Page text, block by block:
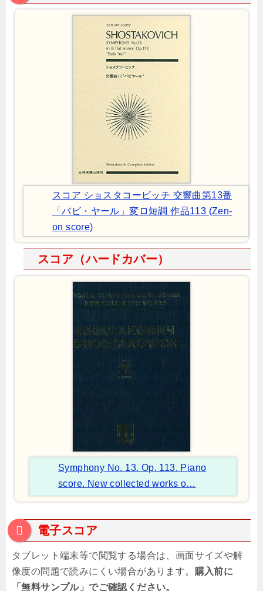
スコア ショスタコービッチ 交響曲第13番
「バビ・ヤール」変ロ短調 作品113 (Zen‐
on score)
スコア（ハードカバー）
Symphony No. 13. Op. 113. Piano
score. New collected works o…
電子スコア
タブレット端末等で閲覧する場合は、画面サイズや解
像度の問題で読みにくい場合があります。 購入前に
「無料サンプル」でご確認ください。